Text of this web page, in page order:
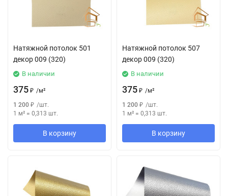
Натяжной потолок 501
декор 009 (320)
В наличии
375 ₽ /м²
1 200 ₽ /шт.
1 м² = 0,313 шт.
В корзину
Натяжной потолок 507
декор 009 (320)
В наличии
375 ₽ /м²
1 200 ₽ /шт.
1 м² = 0,313 шт.
В корзину